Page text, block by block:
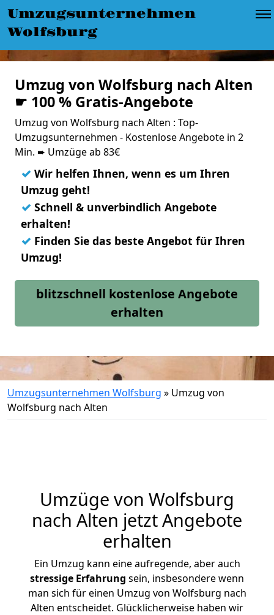
Umzugsunternehmen
Wolfsburg
Umzug von Wolfsburg nach Alten
☛ 100 % Gratis-Angebote
Umzug von Wolfsburg nach Alten : Top-
Umzugsunternehmen - Kostenlose Angebote in 2
Min. ➨ Umzüge ab 83€
✓ Wir helfen Ihnen, wenn es um Ihren
Umzug geht!
✓ Schnell & unverbindlich Angebote
erhalten!
✓ Finden Sie das beste Angebot für Ihren
Umzug!
blitzschnell kostenlose Angebote
erhalten
Umzugsunternehmen Wolfsburg » Umzug von
Wolfsburg nach Alten
Umzüge von Wolfsburg
nach Alten jetzt Angebote
erhalten
Ein Umzug kann eine aufregende, aber auch
stressige Erfahrung sein, insbesondere wenn
man sich für einen Umzug von Wolfsburg nach
Alten entscheidet. Glücklicherweise haben wir